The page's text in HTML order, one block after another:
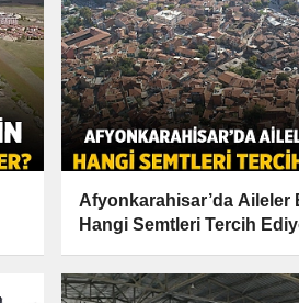
Afyonkarahisar’da Aileler
Hangi Semtleri Tercih